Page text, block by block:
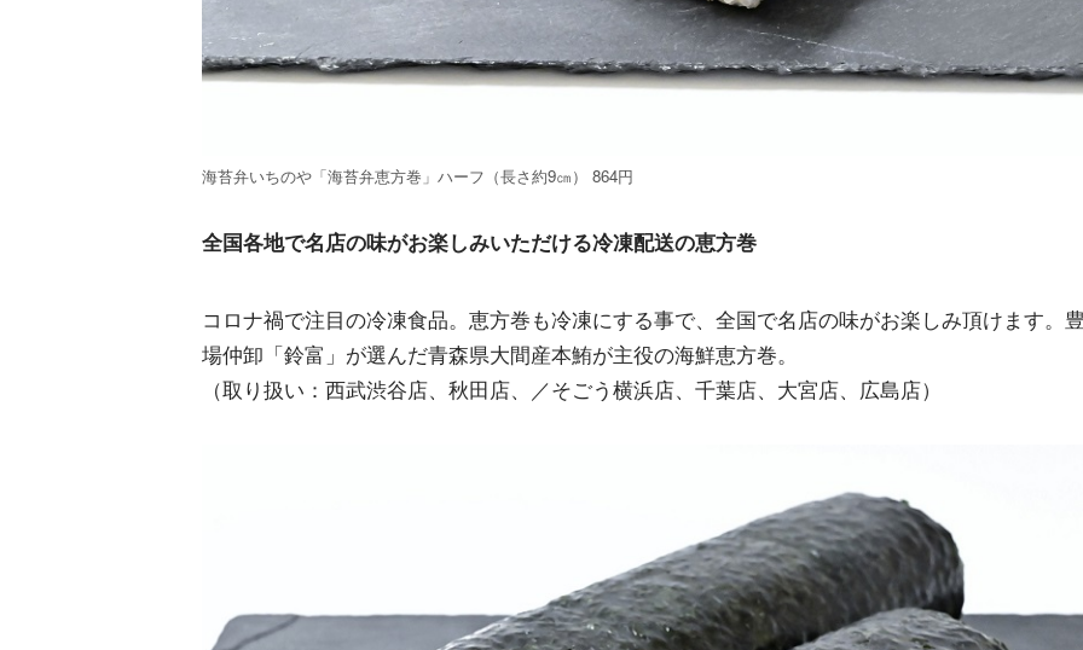
海苔弁いちのや「海苔弁恵方巻」ハーフ（長さ約9㎝） 864円
全国各地で名店の味がお楽しみいただける冷凍配送の恵方巻
コロナ禍で注目の冷凍食品。恵方巻も冷凍にする事で、全国で名店の味がお楽しみ頂けます。
場仲卸「鈴富」が選んだ青森県大間産本鮪が主役の海鮮恵方巻。
（取り扱い：西武渋谷店、秋田店、／そごう横浜店、千葉店、大宮店、広島店）